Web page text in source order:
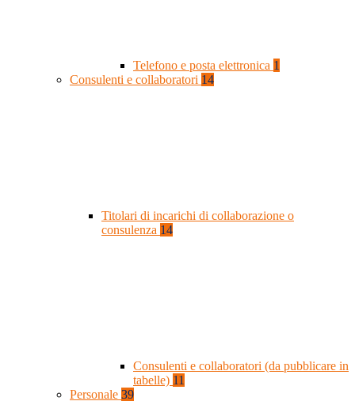
Telefono e posta elettronica 1
Consulenti e collaboratori 14
Titolari di incarichi di collaborazione o
consulenza 14
Consulenti e collaboratori (da pubblicare in
tabelle) 11
Personale 39